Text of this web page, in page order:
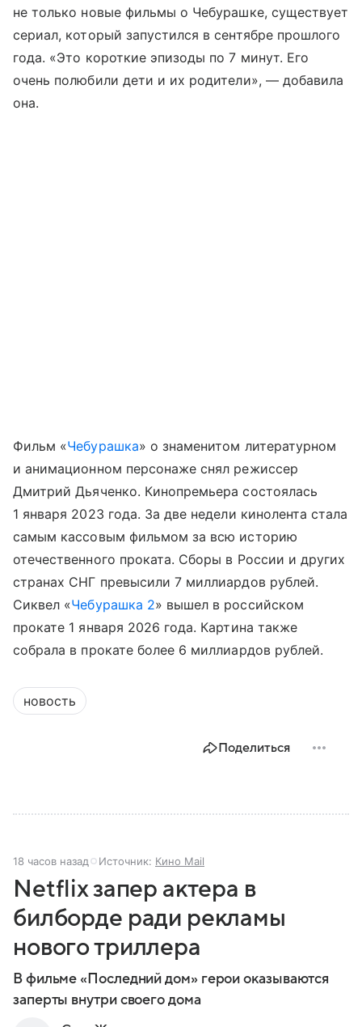
не только новые фильмы о Чебурашке, существует
сериал, который запустился в сентябре прошлого
года. «Это короткие эпизоды по 7 минут. Его
очень полюбили дети и их родители», — добавила
она.
Фильм «Чебурашка» о знаменитом литературном
и анимационном персонаже снял режиссер
Дмитрий Дьяченко. Кинопремьера состоялась
1 января 2023 года. За две недели кинолента стала
самым кассовым фильмом за всю историю
отечественного проката. Сборы в России и других
странах СНГ превысили 7 миллиардов рублей.
Сиквел «Чебурашка 2» вышел в российском
прокате 1 января 2026 года. Картина также
собрала в прокате более 6 миллиардов рублей.
новость
Поделиться
18 часов назад Источник: Кино Mail
Netflix запер актера в
билборде ради рекламы
нового триллера
В фильме «Последний дом» герои оказываются
заперты внутри своего дома